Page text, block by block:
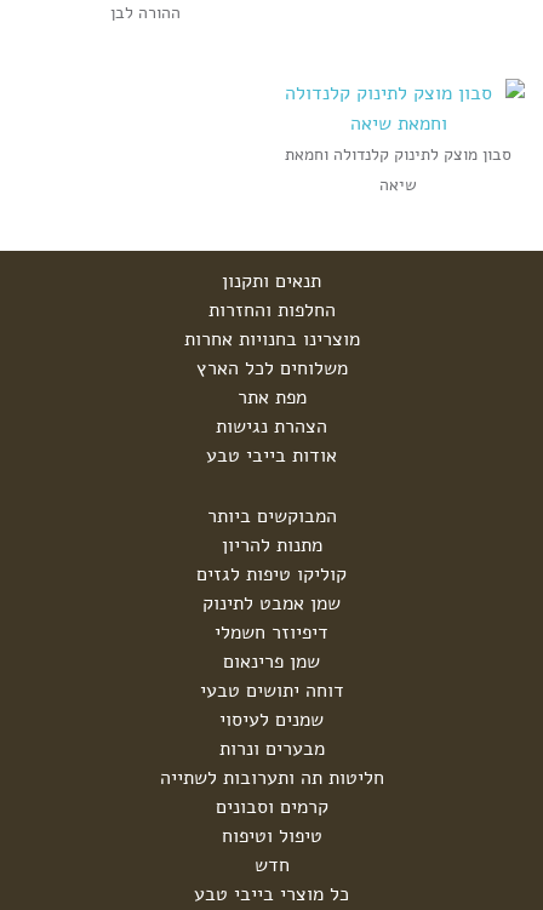
ההורה לבן
סבון מוצק לתינוק קלנדולה וחמאת
שיאה
תנאים ותקנון
החלפות והחזרות
מוצרינו בחנויות אחרות
משלוחים לכל הארץ
מפת אתר
הצהרת נגישות
אודות בייבי טבע
המבוקשים ביותר
מתנות להריון
קוליקו טיפות לגזים
שמן אמבט לתינוק
דיפיוזר חשמלי
שמן פרינאום
דוחה יתושים טבעי
שמנים לעיסוי
מבערים ונרות
חליטות תה ותערובות לשתייה
קרמים וסבונים
טיפול וטיפוח
חדש
כל מוצרי בייבי טבע